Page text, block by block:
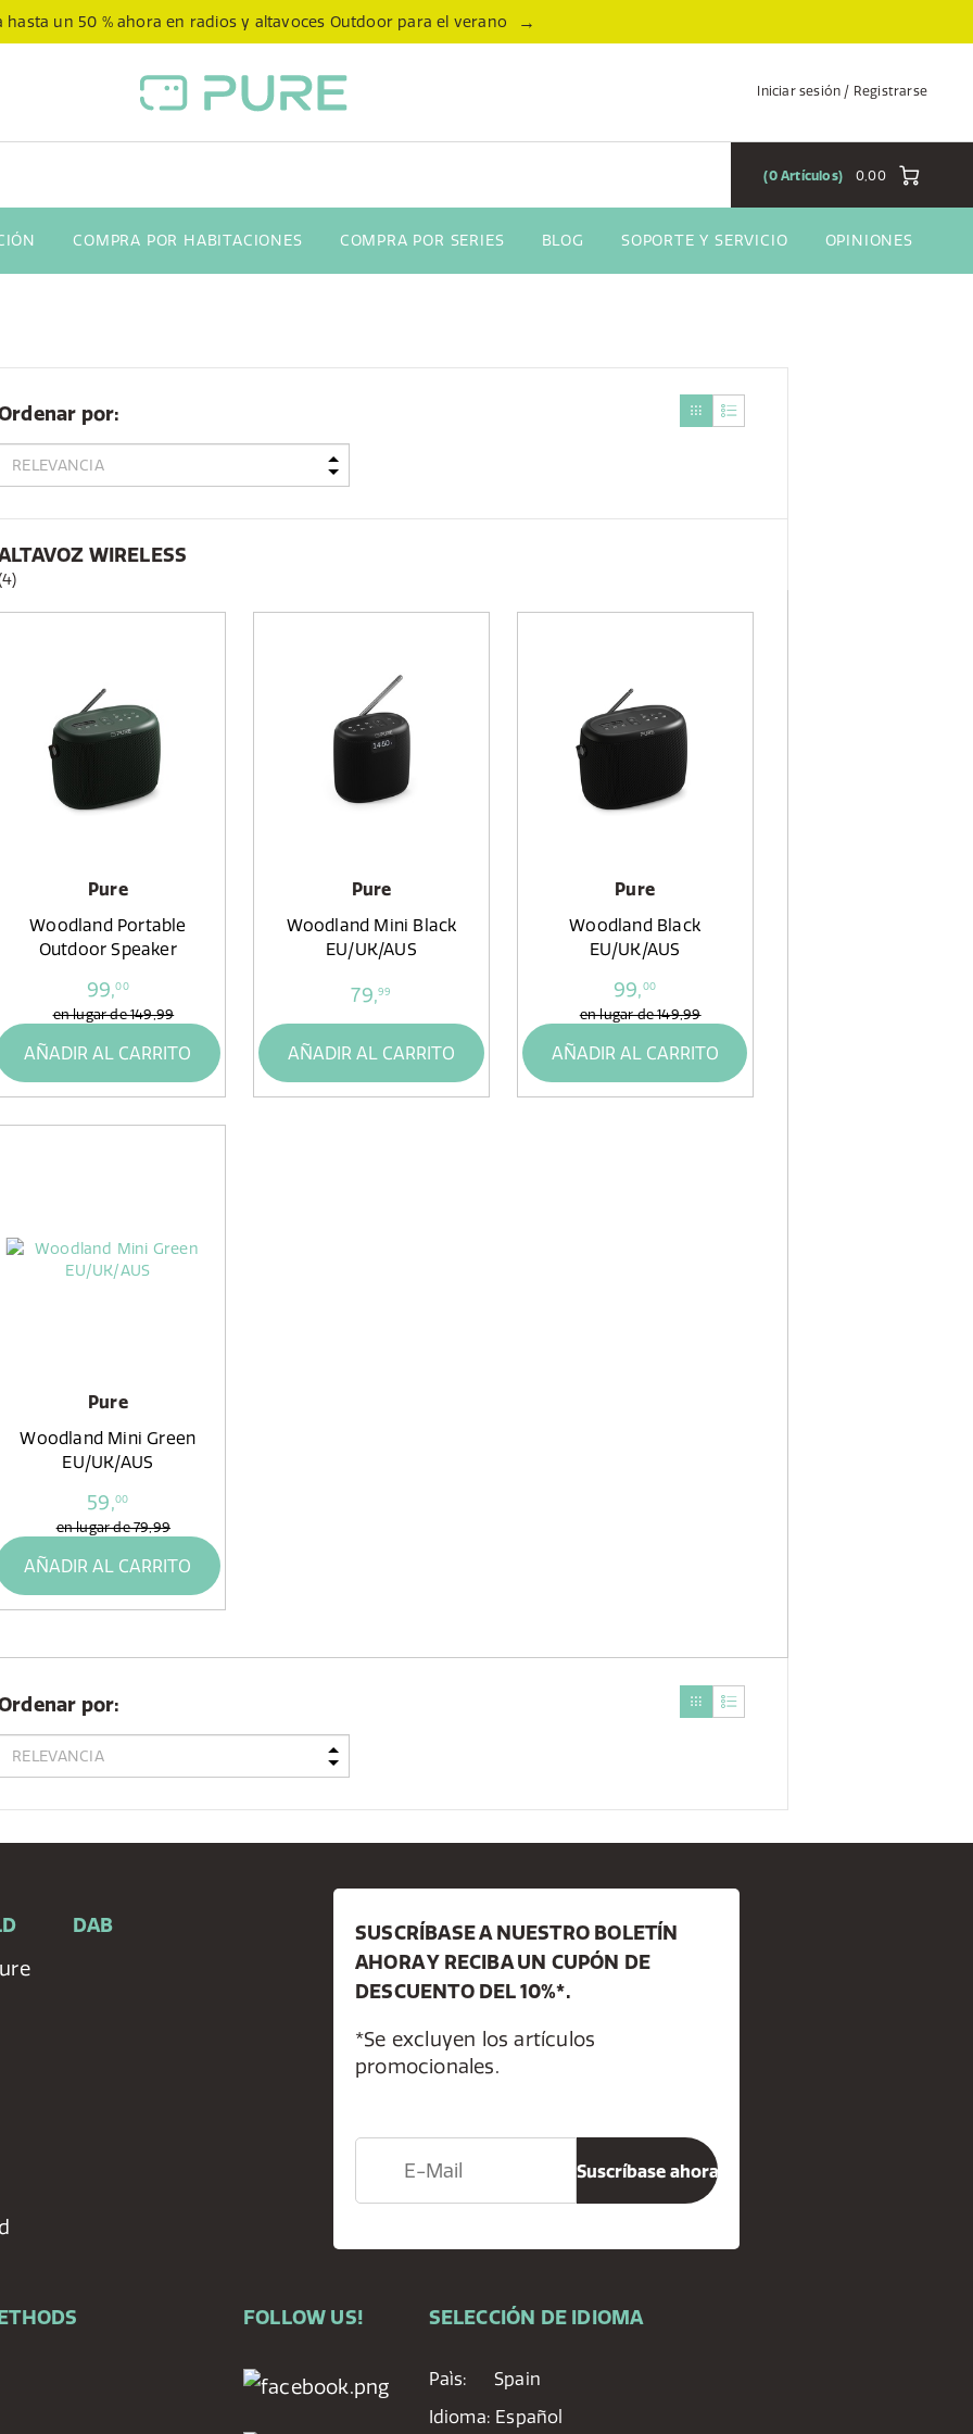
hasta un 50 % ahora en radios y altavoces Outdoor para el verano →
Iniciar sesión / Registrarse
0,00
0Artículos
COMPRA POR HABITACIONES COMPRA POR SERIES BLOG SOPORTE Y SERVICIO OPINIONES
por:
WIRELESS
Pure
Woodland Portable
Outdoor Speaker
99,00
en lugar de149,99
AÑADIR AL CARRITO
Pure
Woodland Mini Black
EU/UK/AUS
79,99
AÑADIR AL CARRITO
Pure
Woodland Black
EU/UK/AUS
99,00
en lugar de149,99
AÑADIR AL CARRITO
Pure
Woodland Mini Green
EU/UK/AUS
59,00
en lugar de79,99
AÑADIR AL CARRITO
por:
DAB
SUSCRÍBASE A NUESTRO BOLETÍN
AHORA Y RECIBA UN CUPÓN DE
DESCUENTO DEL 10%*.
*Se excluyen los artículos
promocionales.
FOLLOW US! SELECCIÓN DE IDIOMA
Paìs:
Spain
Idioma: Español